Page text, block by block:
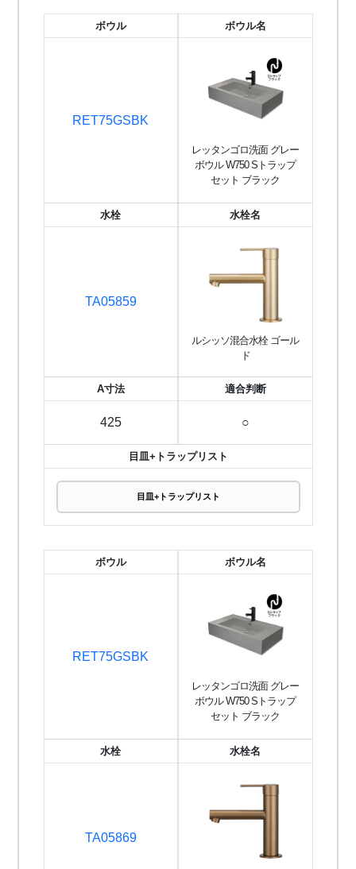
ボウル
RET75GSBK
ボウル名
レッタンゴロ洗面 グレー
ボウル W750 Sトラップ
セット ブラック
水栓
TA05859
水栓名
ルシッソ混合水栓 ゴール
ド
A寸法
425
適合判断
○
目皿+トラップリスト
目皿+トラップリスト
ボウル
RET75GSBK
ボウル名
レッタンゴロ洗面 グレー
ボウル W750 Sトラップ
セット ブラック
水栓
TA05869
水栓名